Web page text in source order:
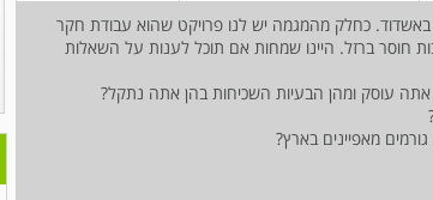
באשדוד. כחלק מהמגמה יש לנו פרויקט שהוא עבודת חקר
חוסר ברזל. היינו שמחות אם תוכל לענות על השאלות